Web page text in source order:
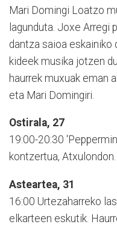
Mari Domingi Loatzo
lagunduta. Joxe Arregi
dantza saioa
kideek musika jotzen
haurrek muxuak eman
eta Mari Domingiri.
Ostirala, 27
19:00-20:30
kontzertua, Atxulondon.
Asteartea, 31
16:00 Urtezaharreko
elkarteen eskutik.